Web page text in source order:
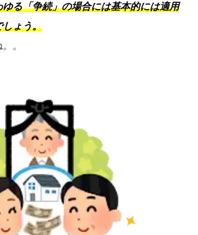
る「争続」の場合には基本的には適用
しょう。
。